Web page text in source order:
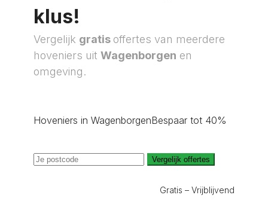
klus!
Vergelijk gratis offertes van meerdere
hoveniers uit Wagenborgen en
omgeving.
Hoveniers in WagenborgenBespaar tot 40%
Vergelijk offertes
Gratis – Vrijblijvend